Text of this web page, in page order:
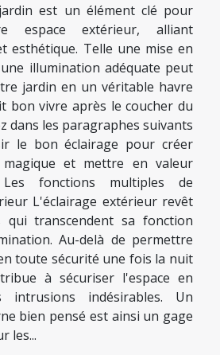
est un élément clé pour
espace extérieur, alliant
esthétique. Telle une mise en
illumination adéquate peut
jardin en un véritable havre
bon vivre après le coucher du
dans les paragraphes suivants
le bon éclairage pour créer
magique et mettre en valeur
fonctions multiples de
L'éclairage extérieur revêt
qui transcendent sa fonction
Au-delà de permettre
toute sécurité une fois la nuit
à sécuriser l'espace en
intrusions indésirables. Un
bien pensé est ainsi un gage
les...